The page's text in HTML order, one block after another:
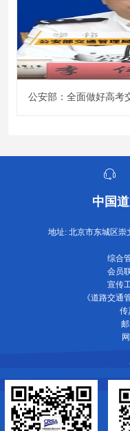
公安部：全面做好高考
中国
地址: 北京市东城区崇
综合
会员
宣传
《道路交通
传
邮